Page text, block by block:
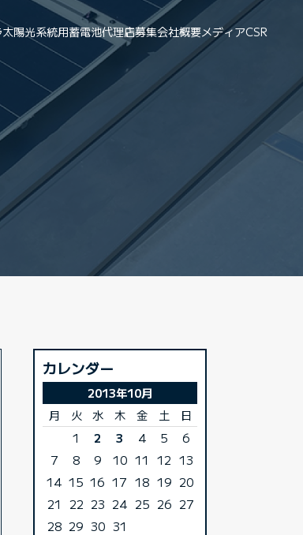
陽光系統用蓄電池代理店募集会社概要メディアCSR
カレンダー
2013年10月
月
火 水 木 金 土 日
1 2 3 4 5
6
7
8 9 10 11 12 13
14 15 16 17 18 19 20
21
22 23 24 25 26 27
28 29 30 31